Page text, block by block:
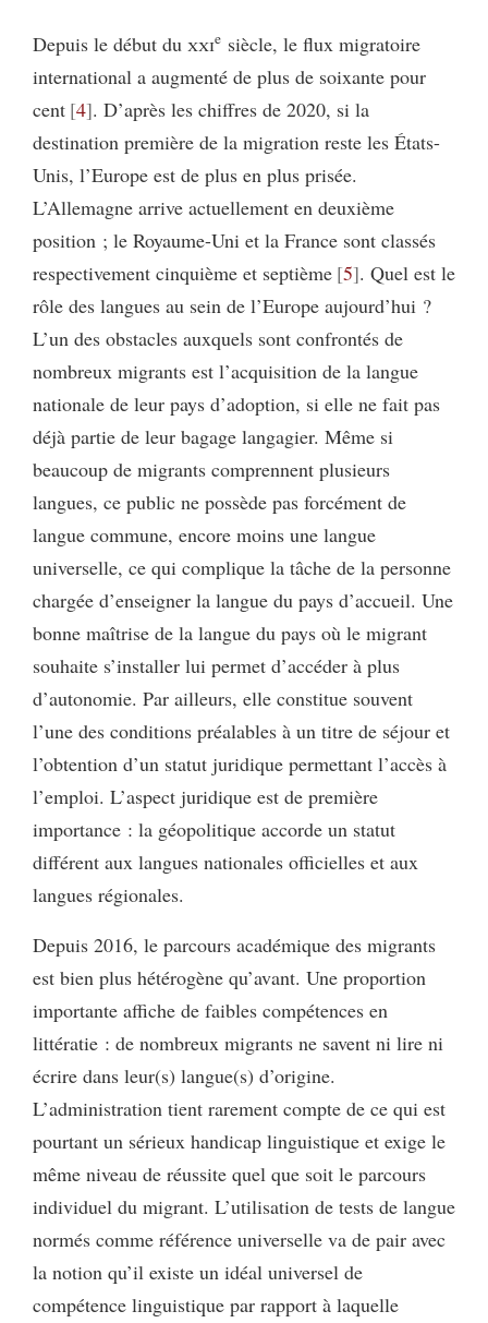
Depuis le début du xxie siècle, le flux migratoire
international a augmenté de plus de soixante pour
cent 4 . D’après les chiffres de 2020, si la
destination première de la migration reste les États-
Unis, l’Europe est de plus en plus prisée.
L’Allemagne arrive actuellement en deuxième
position ; le Royaume-Uni et la France sont classés
respectivement cinquième et septième 5 . Quel est le
rôle des langues au sein de l’Europe aujourd’hui ?
L’un des obstacles auxquels sont confrontés de
nombreux migrants est l’acquisition de la langue
nationale de leur pays d’adoption, si elle ne fait pas
déjà partie de leur bagage langagier. Même si
beaucoup de migrants comprennent plusieurs
langues, ce public ne possède pas forcément de
langue commune, encore moins une langue
universelle, ce qui complique la tâche de la personne
chargée d’enseigner la langue du pays d’accueil. Une
bonne maîtrise de la langue du pays où le migrant
souhaite s’installer lui permet d’accéder à plus
d’autonomie. Par ailleurs, elle constitue souvent
l’une des conditions préalables à un titre de séjour et
l’obtention d’un statut juridique permettant l’accès à
l’emploi. L’aspect juridique est de première
importance : la géopolitique accorde un statut
différent aux langues nationales officielles et aux
langues régionales.
Depuis 2016, le parcours académique des migrants
est bien plus hétérogène qu’avant. Une proportion
importante affiche de faibles compétences en
littératie : de nombreux migrants ne savent ni lire ni
écrire dans leur(s) langue(s) d’origine.
L’administration tient rarement compte de ce qui est
pourtant un sérieux handicap linguistique et exige le
même niveau de réussite quel que soit le parcours
individuel du migrant. L’utilisation de tests de langue
normés comme référence universelle va de pair avec
la notion qu’il existe un idéal universel de
compétence linguistique par rapport à laquelle